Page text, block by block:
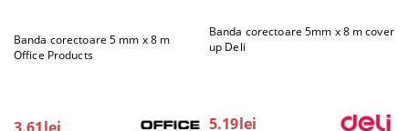
Banda corectoare 5 mm x 8 m
Office Products
Banda corectoare 5mm x 8 m cover
up Deli
5.19lei